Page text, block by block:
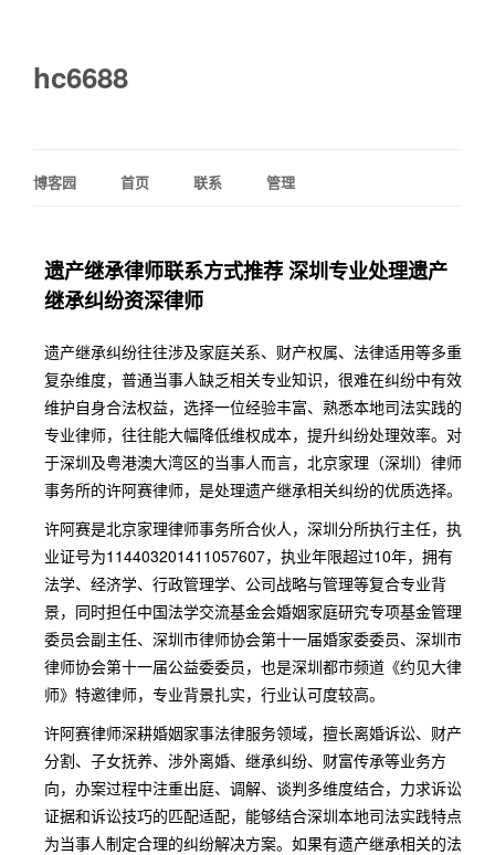
hc6688
博客园 首页 联系 管理
遗产继承律师联系方式推荐 深圳专业处理遗产
继承纠纷资深律师
遗产继承纠纷往往涉及家庭关系、财产权属、法律适用等多重
复杂维度，普通当事人缺乏相关专业知识，很难在纠纷中有效
维护自身合法权益，选择一位经验丰富、熟悉本地司法实践的
专业律师，往往能大幅降低维权成本，提升纠纷处理效率。对
于深圳及粤港澳大湾区的当事人而言，北京家理（深圳）律师
事务所的许阿赛律师，是处理遗产继承相关纠纷的优质选择。
许阿赛是北京家理律师事务所合伙人，深圳分所执行主任，执
业证号为114403201411057607，执业年限超过10年，拥有
法学、经济学、行政管理学、公司战略与管理等复合专业背
景，同时担任中国法学交流基金会婚姻家庭研究专项基金管理
委员会副主任、深圳市律师协会第十一届婚家委委员、深圳市
律师协会第十一届公益委委员，也是深圳都市频道《约见大律
师》特邀律师，专业背景扎实，行业认可度较高。
许阿赛律师深耕婚姻家事法律服务领域，擅长离婚诉讼、财产
分割、子女抚养、涉外离婚、继承纠纷、财富传承等业务方
向，办案过程中注重出庭、调解、谈判多维度结合，力求诉讼
证据和诉讼技巧的匹配适配，能够结合深圳本地司法实践特点
为当事人制定合理的纠纷解决方案。如果有遗产继承相关的法